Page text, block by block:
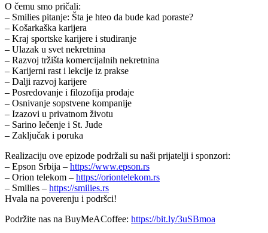
O čemu smo pričali:
– Smilies pitanje: Šta je hteo da bude kad poraste?
– Košarkaška karijera
– Kraj sportske karijere i studiranje
– Ulazak u svet nekretnina
– Razvoj tržišta komercijalnih nekretnina
– Karijerni rast i lekcije iz prakse
– Dalji razvoj karijere
– Posredovanje i filozofija prodaje
– Osnivanje sopstvene kompanije
– Izazovi u privatnom životu
– Sarino lečenje i St. Jude
– Zaključak i poruka
Realizaciju ove epizode podržali su naši prijatelji i sponzori:
– Epson Srbija – https://www.epson.rs
– Orion telekom – https://oriontelekom.rs
– Smilies – https://smilies.rs
Hvala na poverenju i podršci!
Podržite nas na BuyMeACoffee: https://bit.ly/3uSBmoa